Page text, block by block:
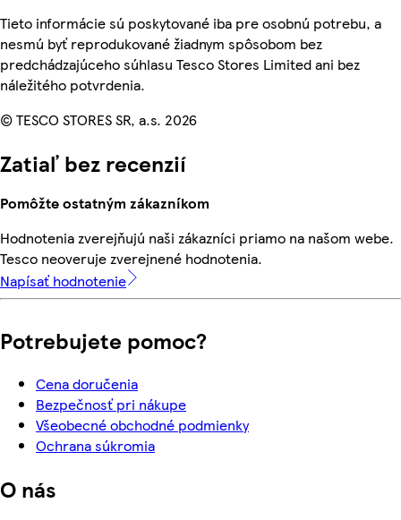
Tieto informácie sú poskytované iba pre osobnú potrebu, a
nesmú byť reprodukované žiadnym spôsobom bez
predchádzajúceho súhlasu Tesco Stores Limited ani bez
náležitého potvrdenia.
© TESCO STORES SR, a.s. 2026
Zatiaľ bez recenzií
Pomôžte ostatným zákazníkom
Hodnotenia zverejňujú naši zákazníci priamo na našom webe.
Tesco neoveruje zverejnené hodnotenia.
Napísať hodnotenie
Potrebujete pomoc?
Cena doručenia
Bezpečnosť pri nákupe
Všeobecné obchodné podmienky
Ochrana súkromia
O nás